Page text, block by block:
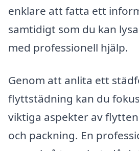
enklare att fatta ett
samtidigt som du kan
med professionell hjälp.
Genom att anlita ett
flyttstädning kan du
viktiga aspekter av
och packning. En